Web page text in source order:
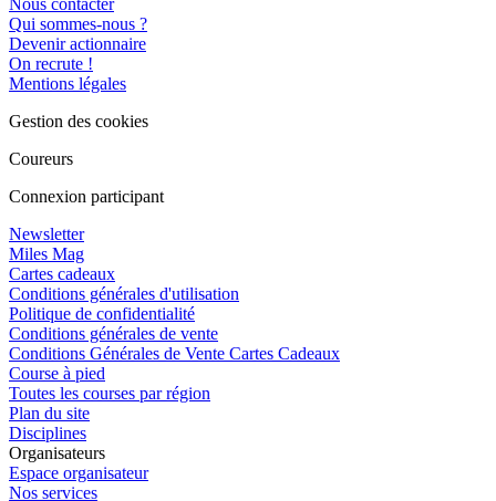
Nous contacter
Qui sommes-nous ?
Devenir actionnaire
On recrute !
Mentions légales
Gestion des cookies
Coureurs
Connexion participant
Newsletter
Miles Mag
Cartes cadeaux
Conditions générales d'utilisation
Politique de confidentialité
Conditions générales de vente
Conditions Générales de Vente Cartes Cadeaux
Course à pied
Toutes les courses par région
Plan du site
Disciplines
Organisateurs
Espace organisateur
Nos services